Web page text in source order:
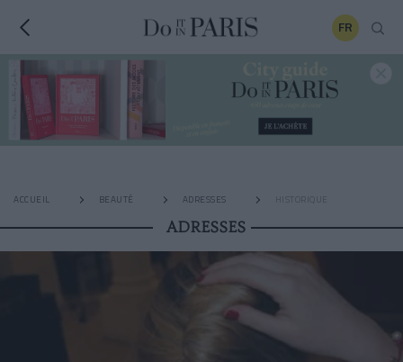
FR
ACCUEIL BEAUTÉ ADRESSES HISTORIQUE
ADRESSES